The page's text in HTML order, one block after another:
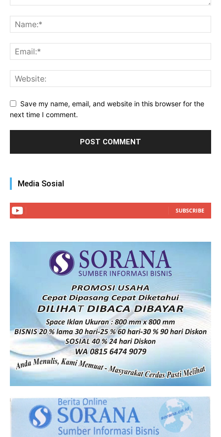
Save my name, email, and website in this browser for the
next time I comment.
Media Sosial
SUBSCRIBE